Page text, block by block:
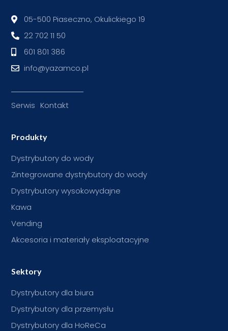
05-500 Piaseczno, Okulickiego 19
22 702 11 50
601 801 386
info@yazamco.pl
Serwis Kontakt
Produkty
Dystrybutory do wody
Zintegrowane dystrybutory do wody
Dystrybutory wysokowydajne
Kawa
Vending
Akcesoria i materiały eksploatacyjne
Sektory
Dystrybutory dla biura
Dystrybutory dla przemysłu
Dystrybutory dla HoReCa